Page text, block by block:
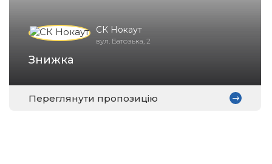
СК Нокаут
вул. Батозька, 2
Знижка
Переглянути пропозицію